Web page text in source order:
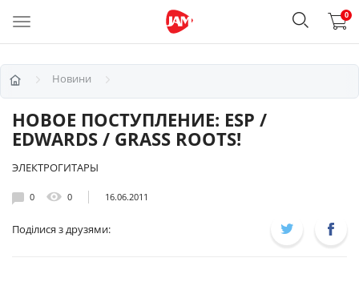
0
Новини
НОВОЕ ПОСТУПЛЕНИЕ: ESP /
EDWARDS / GRASS ROOTS!
ЭЛЕКТРОГИТАРЫ
0 0 16.06.2011
Поділися з друзями: